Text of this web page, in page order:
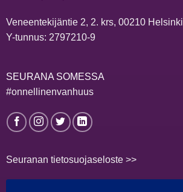
Veneentekijäntie 2, 2. krs, 00210 Helsinki
Y-tunnus: 2797210-9
SEURANA SOMESSA
#onnellinenvanhuus
Seuranan tietosuojaseloste >>